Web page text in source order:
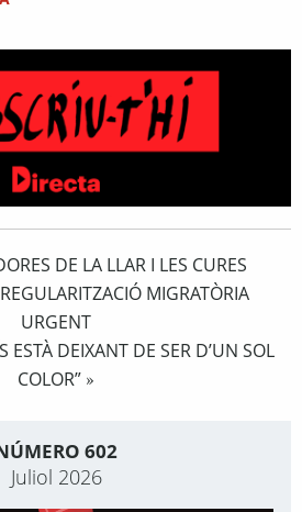
DE LA LLAR I LES CURES
MIGRATÒRIA
URGENT
ESTÀ DEIXANT DE SER D’UN SOL
COLOR” »
602
Juliol 2026